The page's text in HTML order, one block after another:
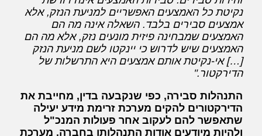
נקיטת כל האמצעים האפשריים למניעת הנזק, אלא
אמצעים סבירים בלבד. השאלה אינה מה הם
האמצעים שמבחינה פיזית מונעים נזק, אלא מה הם
האמצעים שיש לדרוש כי יינקטו לשם מניעת הנזק
[…] אי-נקיטת אותם אמצעים היא התרשלות של
הדירקטור."
התנהלות סבירה, כפי שנקבעה בדין, מחייבת את
הדירקטורים להקים מערכת זרימת מידע יעילה
שתאפשר להם לעקוב אחר פעולות המנכ"ל
ולהיות מיודעים אודות התנהלותו בחברה. מערכת